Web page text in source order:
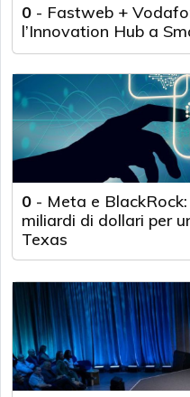
0 - Fastweb +
l’Innovation Hub a
0 - Meta e
miliardi di dollari per
Texas